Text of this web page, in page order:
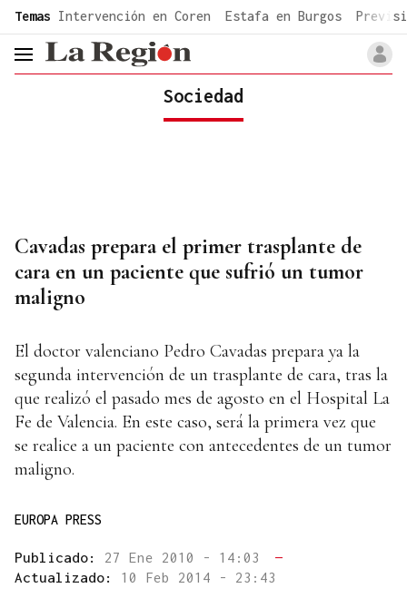
common.go-to-content
Temas Intervención en Coren Estafa en Burgos
header.menu.open
Sociedad
Cavadas prepara el primer trasplante de
cara en un paciente que sufrió un tumor
maligno
El doctor valenciano Pedro Cavadas prepara ya la
segunda intervención de un trasplante de cara, tras la
que realizó el pasado mes de agosto en el Hospital La
Fe de Valencia. En este caso, será la primera vez que
se realice a un paciente con antecedentes de un tumor
maligno.
EUROPA PRESS
Publicado: 27 Ene 2010 - 14:03
—
Actualizado: 10 Feb 2014 - 23:43